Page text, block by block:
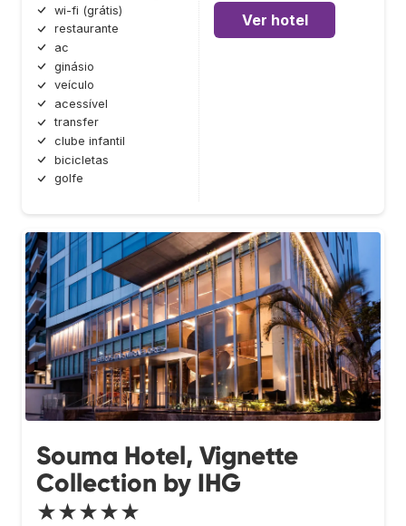
wi-fi (grátis)
restaurante
ac
ginásio
veículo
acessível
transfer
clube infantil
bicicletas
golfe
Ver hotel
Souma Hotel, Vignette
Collection by IHG
★★★★★